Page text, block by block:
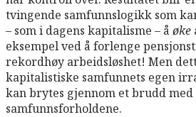
tvingende samfunnslogikk som
– som i dagens kapitalisme – å øke
eksempel ved å forlenge
rekordhøy arbeidsløshet! Men
kapitalistiske samfunnets egen
kan brytes gjennom et brudd
samfunnsforholdene.